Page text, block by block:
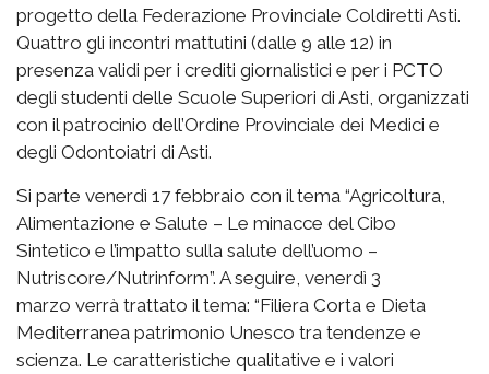
progetto della Federazione Provinciale Coldiretti Asti.
Quattro gli incontri mattutini (dalle 9 alle 12) in
presenza validi per i crediti giornalistici e per i PCTO
degli studenti delle Scuole Superiori di Asti, organizzati
con il patrocinio dell’Ordine Provinciale dei Medici e
degli Odontoiatri di Asti.
Si parte venerdì 17 febbraio con il tema “Agricoltura,
Alimentazione e Salute – Le minacce del Cibo
Sintetico e l’impatto sulla salute dell’uomo –
Nutriscore/Nutrinform”. A seguire, venerdì 3
marzo verrà trattato il tema: “Filiera Corta e Dieta
Mediterranea patrimonio Unesco tra tendenze e
scienza. Le caratteristiche qualitative e i valori